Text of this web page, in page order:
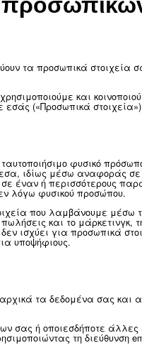
των
να
μας συλλέγουμε,
σχετίζονται με
ταυτοποιημένο ή
άμεσα ή
στο διαδίκτυο ή
ταυτότητα του
προσωπικά